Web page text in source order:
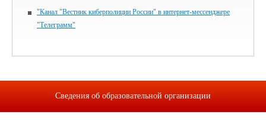
"Канал "Вестник киберполиции России" в интернет-мессенджере
"Телеграмм"
Сведения об образовательной организации